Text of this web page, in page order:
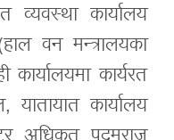
व्यवस्था कार्यालय
वन मन्त्रालयका
कार्यरत
कार्यालय